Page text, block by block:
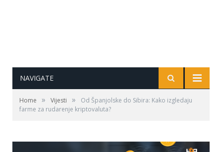
NAVIGATE
Home » Vijesti »
Od Španjolske do Sibira: Kako izgledaju
farme za rudarenje kriptovaluta?